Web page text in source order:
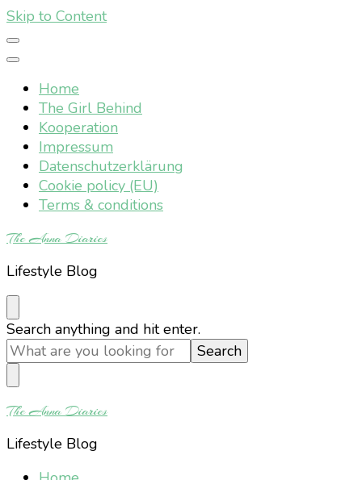
Skip to Content
Home
The Girl Behind
Kooperation
Impressum
Datenschutzerklärung
Cookie policy (EU)
Terms & conditions
The Anna Diaries
Lifestyle Blog
Looking
for
Something?
Search anything and hit enter.
The Anna Diaries
Lifestyle Blog